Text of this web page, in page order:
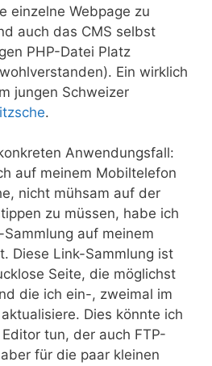
einzelne Webpage zu
auch das CMS selbst
PHP-Datei Platz
Ein wirklich
jungen Schweizer
.
Anwendungsfall:
auf meinem Mobiltelefon
nicht mühsam auf der
zu müssen, habe ich
auf meinem
Diese Link-Sammlung ist
Seite, die möglichst
die ich ein-, zweimal im
Dies könnte ich
tun, der auch FTP-
für die paar kleinen